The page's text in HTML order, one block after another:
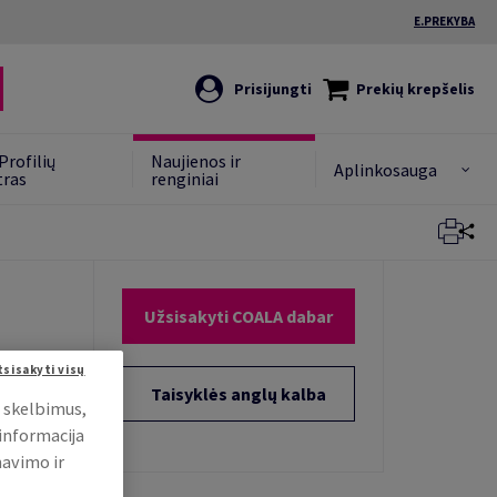
E.PREKYBA
Prisijungti Prekių krepšelis
Naujienos ir
renginiai
Aplinkosauga
Uždaryti
Užsisakyti COALA dabar
Taisyklės anglų kalba
ir
visų